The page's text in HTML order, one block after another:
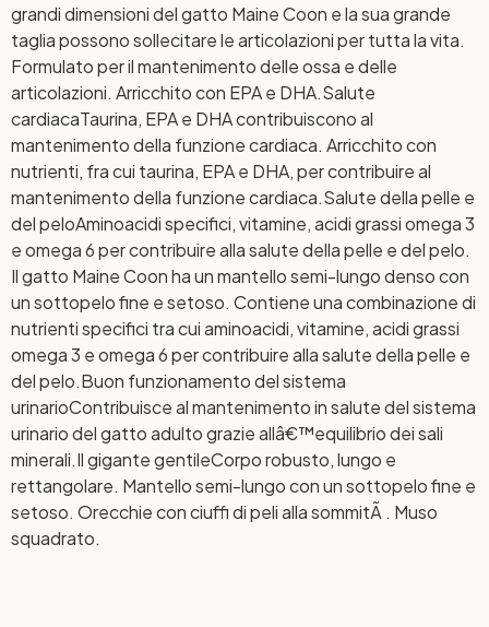
grandi dimensioni del gatto Maine Coon e la sua grande
taglia possono sollecitare le articolazioni per tutta la vita.
Formulato per il mantenimento delle ossa e delle
articolazioni. Arricchito con EPA e DHA.Salute
cardiacaTaurina, EPA e DHA contribuiscono al
mantenimento della funzione cardiaca. Arricchito con
nutrienti, fra cui taurina, EPA e DHA, per contribuire al
mantenimento della funzione cardiaca.Salute della pelle e
del peloAminoacidi specifici, vitamine, acidi grassi omega 3
e omega 6 per contribuire alla salute della pelle e del pelo.
Il gatto Maine Coon ha un mantello semi-lungo denso con
un sottopelo fine e setoso. Contiene una combinazione di
nutrienti specifici tra cui aminoacidi, vitamine, acidi grassi
omega 3 e omega 6 per contribuire alla salute della pelle e
del pelo.Buon funzionamento del sistema
urinarioContribuisce al mantenimento in salute del sistema
urinario del gatto adulto grazie allâ€™equilibrio dei sali
minerali.Il gigante gentileCorpo robusto, lungo e
rettangolare. Mantello semi-lungo con un sottopelo fine e
setoso. Orecchie con ciuffi di peli alla sommitÃ . Muso
squadrato.